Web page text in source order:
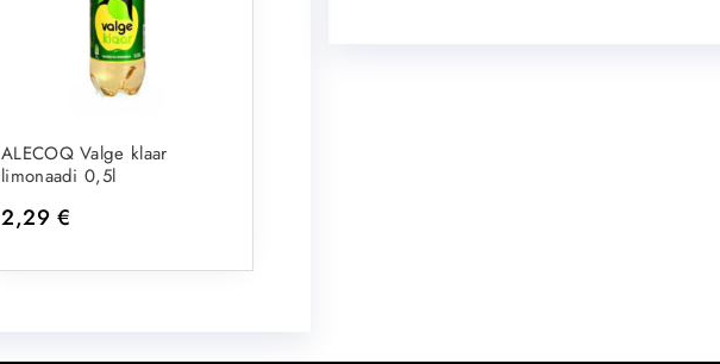
ALECOQ Valge klaar
limonaadi 0,5l
2,29 €